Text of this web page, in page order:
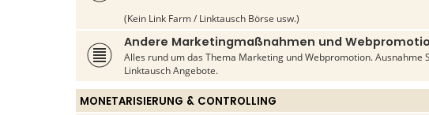
(Kein Link Farm / Linktausch Börse usw.)
Andere Marketingmaßnahmen und
Alles rund um das Thema Marketing und Webpromotion. Ausnahme
Linktausch Angebote.
MONETARISIERUNG & CONTROLLING